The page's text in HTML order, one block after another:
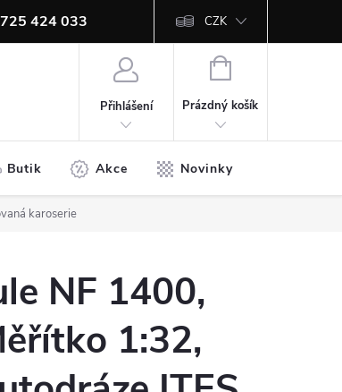
424 033 CZK
Přihlášení
NÁKUPNÍ
Prázdný košík
Butik Akce Novinky
karoserie
NF 1400,
1:32,